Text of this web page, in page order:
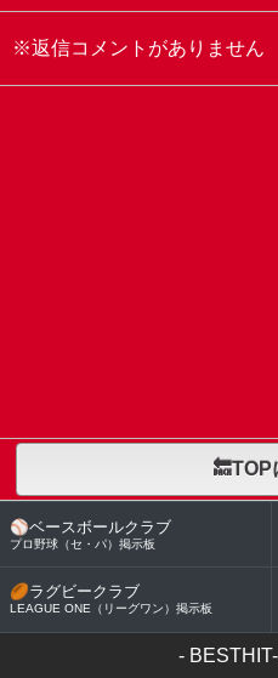
※返信コメントがありません
🔙TOP
⚾ベースボールクラブ
プロ野球（セ・パ）掲示板
🏉ラグビークラブ
LEAGUE ONE（リーグワン）掲示板
-